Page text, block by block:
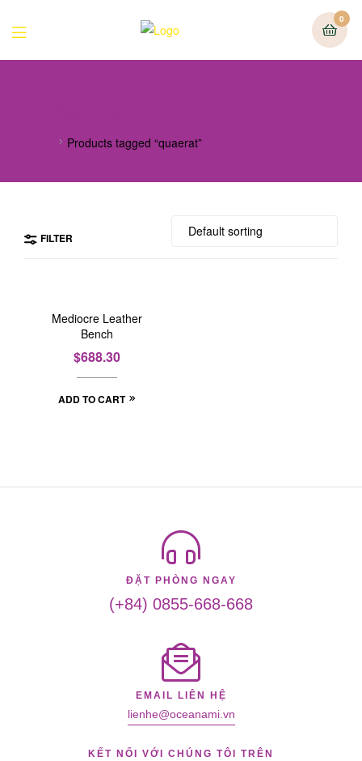
0
Products tagged “quaerat”
FILTER
Mediocre Leather
Bench
$688.30
ADD TO CART
ĐẶT PHÒNG NGAY
(+84) 0855-668-668
EMAIL LIÊN HỆ
lienhe@oceanami.vn
KẾT NỐI VỚI CHÚNG TÔI TRÊN